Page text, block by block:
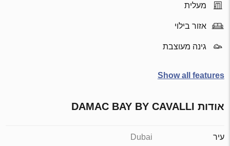
מעלית
אזור בילוי
גינה מעוצבת
Show all features
אודות DAMAC BAY BY CAVALLI
עיר Dubai